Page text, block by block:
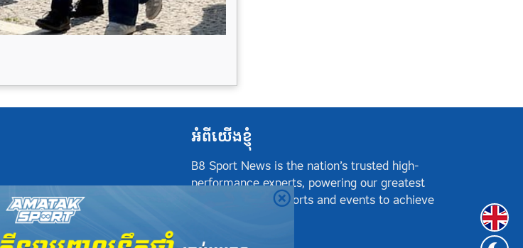
អំពីយើងខ្ញុំ
B8 Sport News is the nation’s trusted high-
performance experts, powering our greatest
athletes, teams, sports and events to achieve